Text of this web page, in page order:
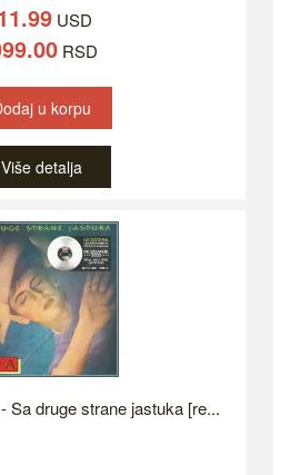
USD
RSD
u korpu
Više detalja
Sa druge strane jastuka [re...